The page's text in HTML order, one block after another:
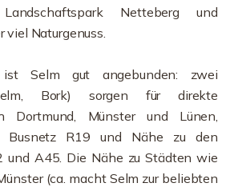
Netteberg und
Naturgenuss.
ist Selm gut angebunden: zwei
Bork) sorgen für direkte
Dortmund, Münster und Lünen,
Busnetz R19 und Nähe zu den
und A45. Die Nähe zu Städten wie
(ca. macht Selm zur beliebten